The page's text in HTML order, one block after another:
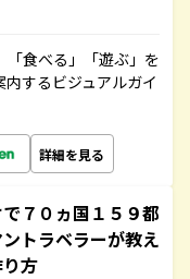
食べる」「遊ぶ」を
するビジュアルガイ
詳細を見る
７０ヵ国１５９都
トラベラーが教え
方